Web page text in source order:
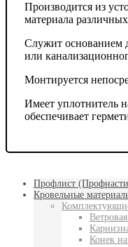
Производится из
материала
Служит основанием
или
Монтируется
Имеет уплотнитель
обеспечивает
Профлист
Кровельные
Конек